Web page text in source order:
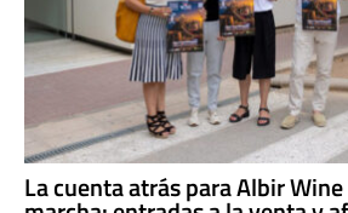
La cuenta atrás para Albir